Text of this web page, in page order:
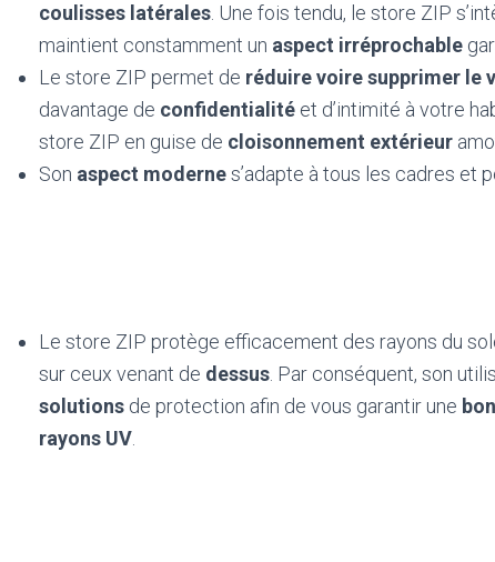
coulisses latérales . Une fois tendu, le store ZIP
maintient constamment un aspect irréprochable
Le store ZIP permet de réduire voire supprimer le
davantage de confidentialité et d’intimité à votre
store ZIP en guise de cloisonnement extérieur
Son aspect modernes’adapte à tous les cadres et
Le store ZIP protège efficacement des rayons du
sur ceux venant de dessus . Par conséquent, son
solutions de protection afin de vous garantir une
rayons UV